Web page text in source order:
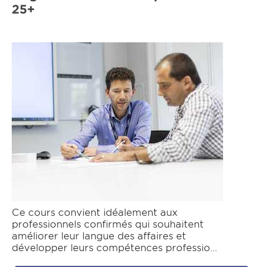
25+
Ce cours convient idéalement aux
professionnels confirmés qui souhaitent
améliorer leur langue des affaires et
développer leurs compétences professio…